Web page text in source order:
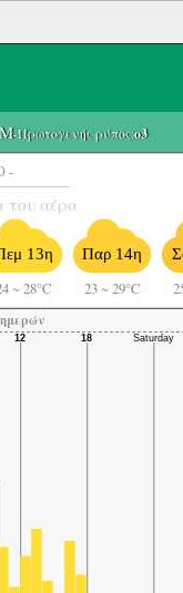
-Πρωτογενής ρύπος:o3
-
του αέρα
13η
~ 28°C
Παρ 14η
23 ~ 29°C